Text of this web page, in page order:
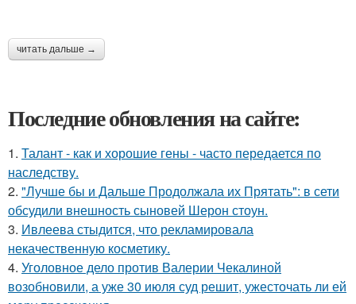
читать дальше →
Последние обновления на сайте:
1. Талант - как и хорошие гены - часто передается по
наследству.
2. "Лучше бы и Дальше Продолжала их Прятать": в сети
обсудили внешность сыновей Шерон стоун.
3. Ивлеева стыдится, что рекламировала
некачественную косметику.
4. Уголовное дело против Валерии Чекалиной
возобновили, а уже 30 июля суд решит, ужесточать ли ей